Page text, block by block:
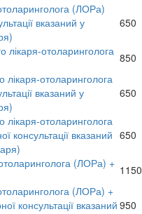
(ЛОРа)
вказаний у
650
лікаря-отоларинголога 850
лікаря-отоларинголога
вказаний у
650
лікаря-отоларинголога
консультації вказаний 650
(ЛОРа) + 1150
(ЛОРа) +
консультації вказаний950